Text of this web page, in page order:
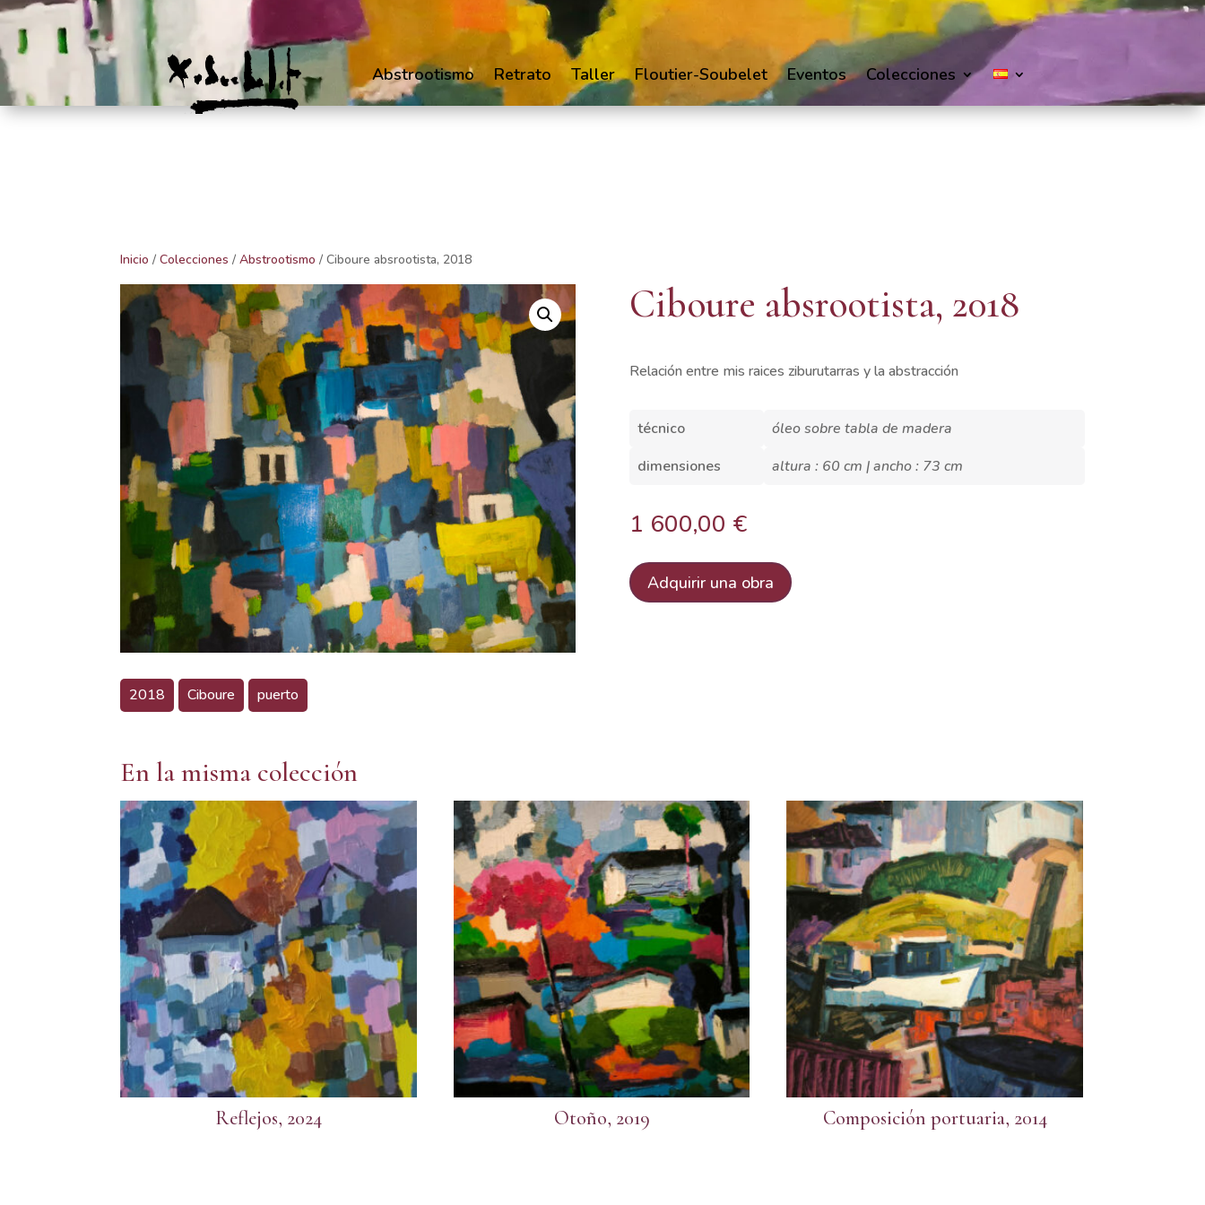
Abstrootismo Retrato Taller Floutier-Soubelet Eventos Colecciones
Inicio /Colecciones /Abstrootismo / Ciboure absrootista, 2018
2018 Ciboure puerto
Ciboure absrootista, 2018
Relación entre mis raices ziburutarras y la abstracción
técnico
óleo sobre tabla de madera
dimensiones
altura : 60 cm | ancho : 73 cm
1 600,00 €
Adquirir una obra
En la misma colección
Reflejos, 2024 Otoño, 2019 Composición portuaria, 2014